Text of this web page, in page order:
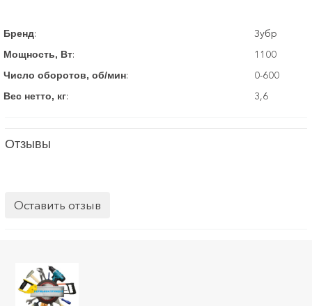
Бренд: Зубр
Мощность, Вт: 1100
Число оборотов, об/мин: 0-600
Вес нетто, кг: 3,6
Отзывы
Оставить отзыв